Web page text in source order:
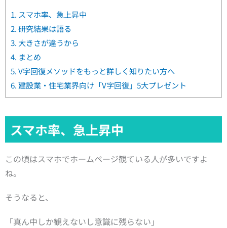
1. スマホ率、急上昇中
2.研究結果は語る
3. 大きさが違うから
4. まとめ
5.V字回復メソッドをもっと詳しく知りたい方へ
6.建設業・住宅業界向け「V字回復」5大プレゼント
スマホ率、急上昇中
この頃はスマホでホームページ観ている人が多いですよ
ね。
そうなると、
「真ん中しか観えないし意識に残らない」